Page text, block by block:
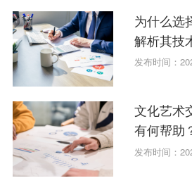
为什么选
解析其技
织
发布时间：
文化艺术
有何帮助
实践。
发布时间：